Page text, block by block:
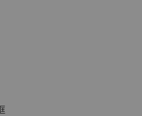
系列蒐藏雕像 悟空 鳥山